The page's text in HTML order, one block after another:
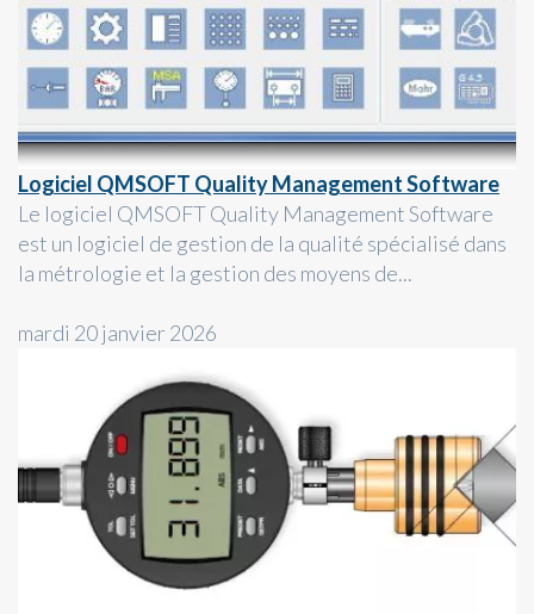
Logiciel QMSOFT Quality Management Software
Le logiciel QMSOFT Quality Management Software
est un logiciel de gestion de la qualité spécialisé dans
la métrologie et la gestion des moyens de...
mardi 20 janvier 2026